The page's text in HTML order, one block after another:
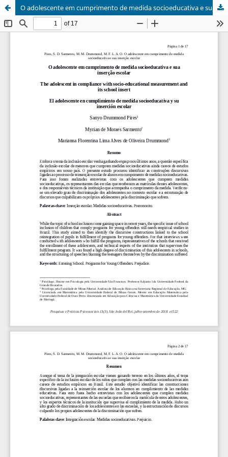
O adolescente em cumprimento de medida socioeducativa e sua inserção escolar